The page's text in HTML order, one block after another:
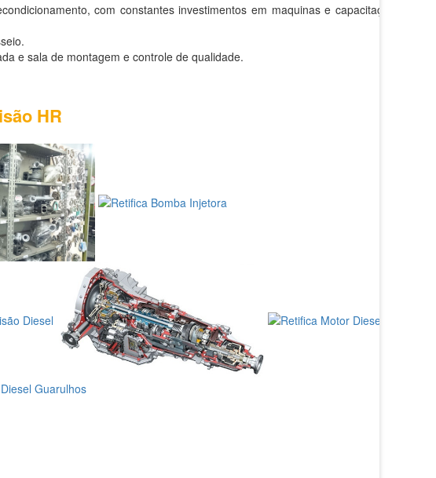
com constantes investimentos em maquinas e capacitação
e sala de montagem e controle de qualidade.
HR